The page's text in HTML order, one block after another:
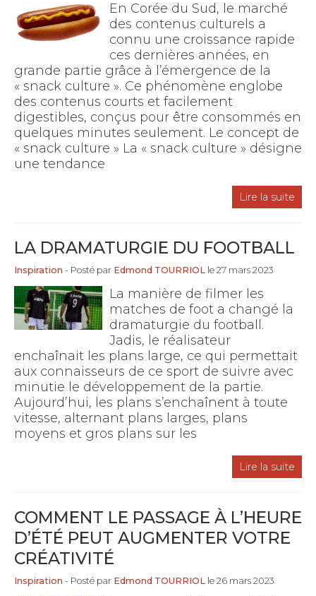
En Corée du Sud, le marché
des contenus culturels a
connu une croissance rapide
ces dernières années, en
grande partie grâce à l’émergence de la
« snack culture ». Ce phénomène englobe
des contenus courts et facilement
digestibles, conçus pour être consommés en
quelques minutes seulement. Le concept de
« snack culture » La « snack culture » désigne
une tendance
Lire la suite
LA DRAMATURGIE DU FOOTBALL
Inspiration - Posté par Edmond TOURRIOL le 27 mars 2023
La manière de filmer les
matches de foot a changé la
dramaturgie du football.
Jadis, le réalisateur
enchaînait les plans large, ce qui permettait
aux connaisseurs de ce sport de suivre avec
minutie le développement de la partie.
Aujourd’hui, les plans s’enchaînent à toute
vitesse, alternant plans larges, plans
moyens et gros plans sur les
Lire la suite
COMMENT LE PASSAGE À L’HEURE
D’ÉTÉ PEUT AUGMENTER VOTRE
CRÉATIVITÉ
Inspiration - Posté par Edmond TOURRIOL le 26 mars 2023